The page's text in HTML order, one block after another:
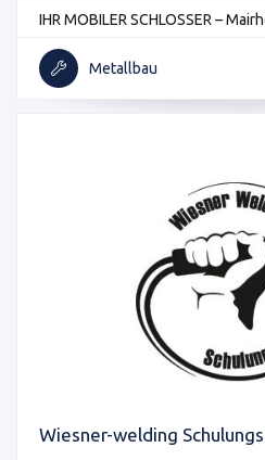
IHR MOBILER SCHLOSSER –
Metallbau
Wiesner-welding